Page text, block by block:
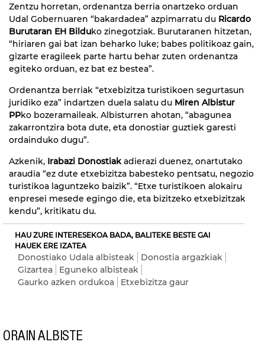
Zentzu horretan, ordenantza berria onartzeko orduan
Udal Gobernuaren “bakardadea” azpimarratu du Ricardo
Burutaran EH Bilduko zinegotziak. Burutaranen hitzetan,
“hiriaren gai bat izan beharko luke; babes politikoaz gain,
gizarte eragileek parte hartu behar zuten ordenantza
egiteko orduan, ez bat ez bestea”.
Ordenantza berriak “etxebizitza turistikoen segurtasun
juridiko eza” indartzen duela salatu du Miren Albistur
PPko bozeramaileak. Albisturren ahotan, “abagunea
zakarrontzira bota dute, eta donostiar guztiek garesti
ordainduko dugu”.
Azkenik, Irabazi Donostiakadierazi duenez, onartutako
araudia “ez dute etxebizitza babesteko pentsatu, negozio
turistikoa laguntzeko baizik”. “Etxe turistikoen alokairu
enpresei mesede egingo die, eta bizitzeko etxebizitzak
kendu”, kritikatu du.
HAU ZURE INTERESEKOA BADA, BALITEKE BESTE GAI
HAUEK ERE IZATEA
Donostiako Udala albisteak
Donostia argazkiak
Gizartea
Eguneko albisteak
Gaurko azken ordukoa
Etxebizitza gaur
ORAIN ALBISTE